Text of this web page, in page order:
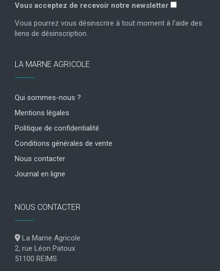
Vous acceptez de recevoir notre newsletter
Vous pourrez vous désinscrire à tout moment à l'aide des
liens de désinscription.
LA MARNE AGRICOLE
Qui sommes-nous ?
Mentions légales
Politique de confidentialité
Conditions générales de vente
Nous contacter
Journal en ligne
NOUS CONTACTER
La Marne Agricole
2, rue Léon Patoux
51100 REIMS